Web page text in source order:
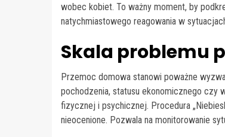
wobec kobiet. To ważny moment, by
natychmiastowego reagowania w
Skala problemu
Przemoc domowa stanowi poważne
pochodzenia, statusu ekonomicznego czy
fizycznej i psychicznej. Procedura
nieocenione. Pozwala na monitorowanie